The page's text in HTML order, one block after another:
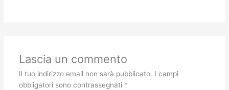
Lascia un commento
Il tuo indirizzo email non sarà pubblicato. I campi
obbligatori sono contrassegnati *